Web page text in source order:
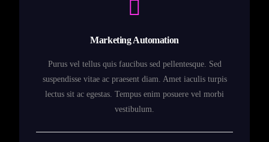
Marketing Automation
Purus vel tellus quis faucibus sed pellentesque. Sed
suspendisse vitae ac praesent diam. Amet iaculis turpis
lectus sit ac egestas. Tempus enim posuere vel morbi
vestibulum.